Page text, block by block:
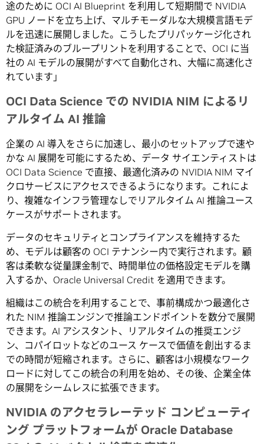
途のために OCI AI Blueprint を利用して短期間で NVIDIA
GPU ノードを立ち上げ、マルチモーダルな大規模言語モデ
ルを迅速に展開しました。こうしたプリパッケージ化され
た検証済みのブループリントを利用することで、OCI に当
社の AI モデルの展開がすべて自動化され、大幅に高速化さ
れています」
OCI Data Science での NVIDIA NIM によるリ
アルタイム AI 推論
企業の AI 導入をさらに加速し、最小のセットアップで速や
かな AI 展開を可能にするため、データ サイエンティストは
OCI Data Science で直接、最適化済みの NVIDIA NIM マイ
クロサービスにアクセスできるようになります。これによ
り、複雑なインフラ管理なしでリアルタイム AI 推論ユース
ケースがサポートされます。
データのセキュリティとコンプライアンスを維持するた
め、モデルは顧客の OCI テナンシー内で実行されます。顧
客は柔軟な従量課金制で、時間単位の価格設定モデルを購
入するか、Oracle Universal Credit を適用できます。
組織はこの統合を利用することで、事前構成かつ最適化さ
れた NIM 推論エンジンで推論エンドポイントを数分で展開
できます。AI アシスタント、リアルタイムの推奨エンジ
ン、コパイロットなどのユース ケースで価値を創出するま
での時間が短縮されます。さらに、顧客は小規模なワーク
ロードに対してこの統合の利用を始め、その後、企業全体
の展開をシームレスに拡張できます。
NVIDIA のアクセラレーテッド コンピューティ
ング プラットフォームが Oracle Database